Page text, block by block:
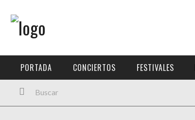
PORTADA
FESTIVALES
PORTADA CONCIERTOS FESTIVALES